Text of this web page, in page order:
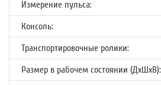
Измерение пульса:
Консоль:
Транспортировочные ролики:
Размер в рабочем состоянии (ДхШхВ):